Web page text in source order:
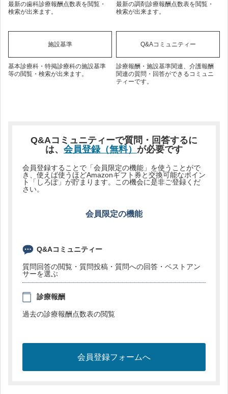
最新の歯科診療報酬点数表を閲覧・
検索が出来ます。
最新の調剤診療報酬点数表を閲覧・
検索が出来ます。
施設基準
基本診療科・特掲診療科の施設基準
等の閲覧・検索が出来ます。
Q&Aコミュニティー
診療報酬・施設基準関連、介護報酬
関連の質問・回答ができるコミュニ
ティーです。
Q&Aコミュニティーで質問・回答するに
は、 会員登録（無料） が必要です
会員登録することで「会員限定の機能」を使うことがで
き、使えば使うほどAmazonギフト券と交換可能なポイン
ト「しろぽ」が貯まります。この機会に是非ご登録くだ
さい。
会員限定の機能
Q&Aコミュニティー
質問回答の閲覧・質問投稿・質問への回答・ベストアン
サーを選ぶ
診療報酬
過去の診療報酬点数表の閲覧
会員登録フォームへ